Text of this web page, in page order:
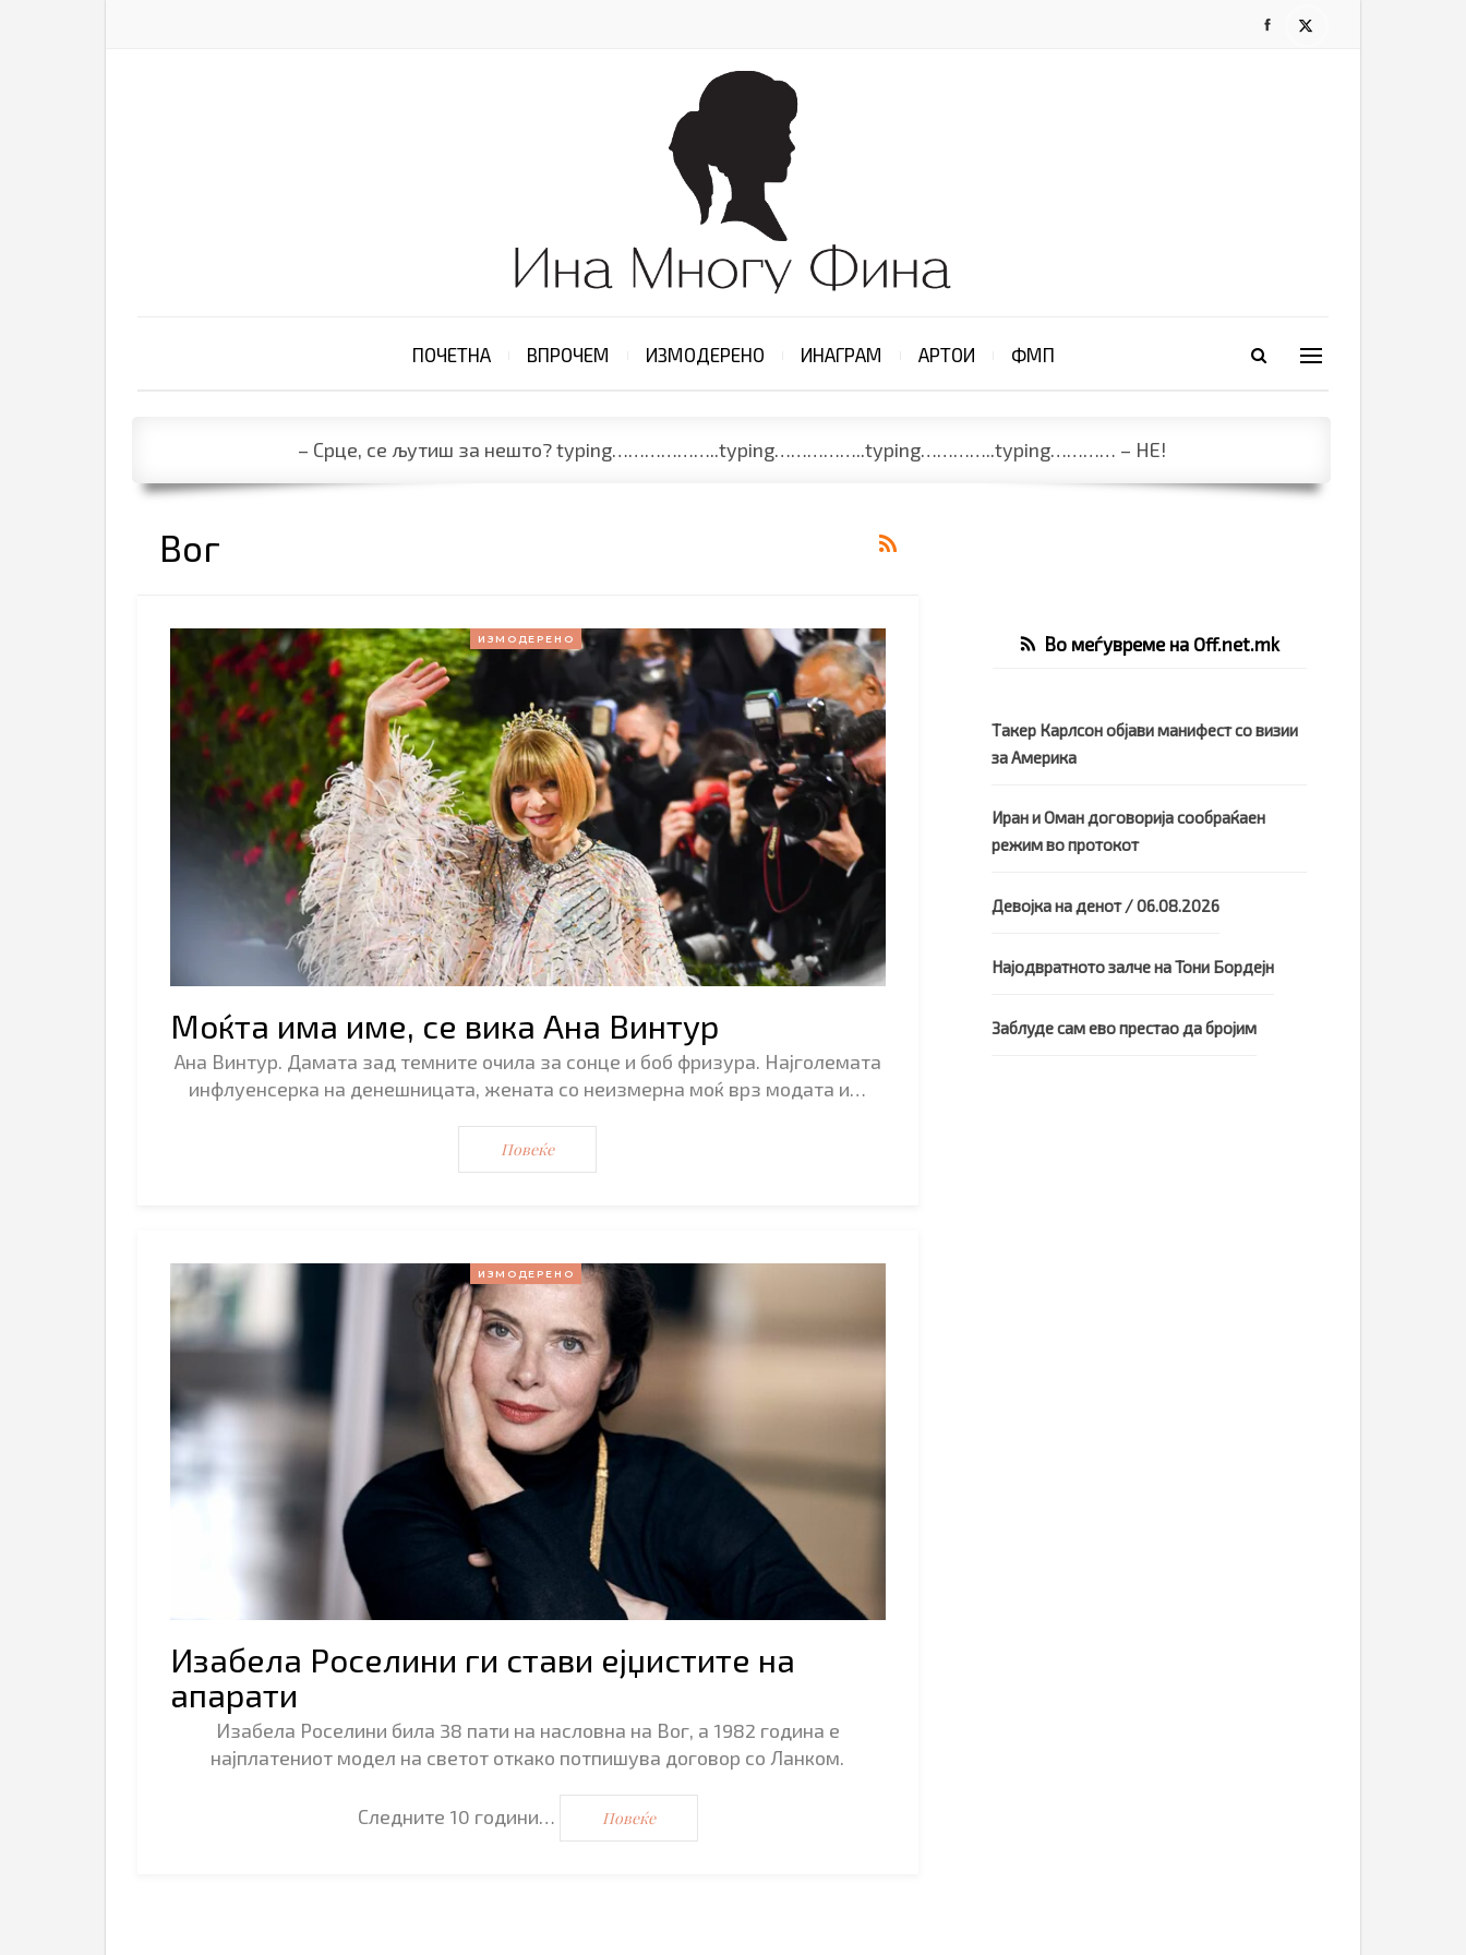
ПОЧЕТНА ВПРОЧЕМ ИЗМОДЕРЕНО ИНАГРАМ АРТОИ ФМП
– Срце, се љутиш за нешто? typing………………..typing……………..typing…………..typing………… – НЕ!
Вог
ИЗМОДЕРЕНО
Моќта има име, се вика Ана Винтур
Ана Винтур. Дамата зад темните очила за сонце и боб фризура. Најголемата
инфлуенсерка на денешницата, жената со неизмерна моќ врз модата и…
Повеќе
ИЗМОДЕРЕНО
Изабела Роселини ги стави ејџистите на
апарати
Изабела Роселини била 38 пати на насловна на Вог, а 1982 година е
најплатениот модел на светот откако потпишува договор со Ланком.
Следните 10 години… Повеќе
Во меѓувреме на Off.net.mk
Такер Карлсон објави манифест со визии
за Америка
Иран и Оман договорија сообраќаен
режим во протокот
Девојка на денот / 06.08.2026
Најодвратното залче на Тони Бордејн
Заблуде сам ево престао да бројим